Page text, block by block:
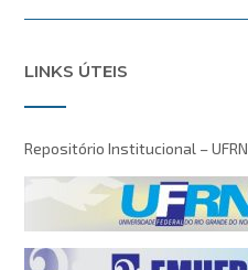
LINKS ÚTEIS
Repositório Institucional – UFRN